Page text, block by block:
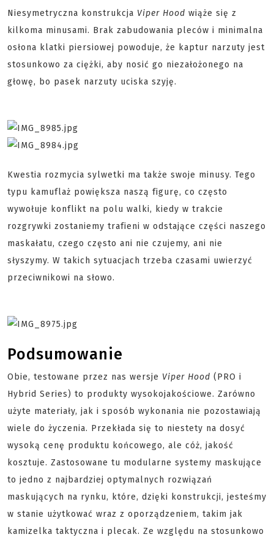
Niesymetryczna konstrukcja Viper Hood wiąże się z
kilkoma minusami. Brak zabudowania pleców i minimalna
osłona klatki piersiowej powoduje, że kaptur narzuty jest
stosunkowo za ciężki, aby nosić go niezałożonego na
głowę, bo pasek narzuty uciska szyję.
Kwestia rozmycia sylwetki ma także swoje minusy. Tego
typu kamuflaż powiększa naszą figurę, co często
wywołuje konflikt na polu walki, kiedy w trakcie
rozgrywki zostaniemy trafieni w odstające części naszego
maskałatu, czego często ani nie czujemy, ani nie
słyszymy. W takich sytuacjach trzeba czasami uwierzyć
przeciwnikowi na słowo.
Podsumowanie
Obie, testowane przez nas wersje Viper Hood (PRO i
Hybrid Series) to produkty wysokojakościowe. Zarówno
użyte materiały, jak i sposób wykonania nie pozostawiają
wiele do życzenia. Przekłada się to niestety na dosyć
wysoką cenę produktu końcowego, ale cóż, jakość
kosztuje. Zastosowane tu modularne systemy maskujące
to jedno z najbardziej optymalnych rozwiązań
maskujących na rynku, które, dzięki konstrukcji, jesteśmy
w stanie użytkować wraz z oporządzeniem, takim jak
kamizelka taktyczna i plecak. Ze względu na stosunkowo